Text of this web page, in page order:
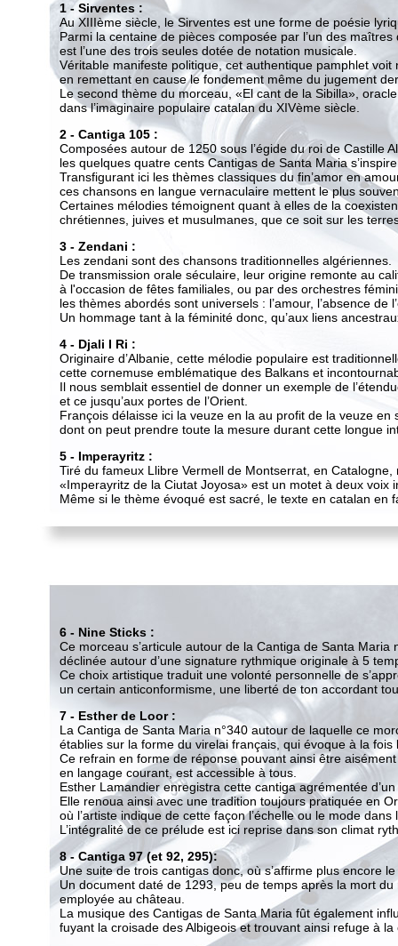
1 - Sirventes :
Au XIIIème siècle, le Sirventes est une forme de poésie
Parmi la centaine de pièces composée par l’un des maîtres
est l’une des trois seules dotée de notation musicale.
Véritable manifeste politique, cet authentique pamphlet voit
en remettant en cause le fondement même du jugement
Le second thème du morceau, «El cant de la Sibilla», oracle
dans l’imaginaire populaire catalan du XIVème siècle.
2 - Cantiga 105 :
Composées autour de 1250 sous l’égide du roi de Castille
les quelques quatre cents Cantigas de Santa Maria
Transfigurant ici les thèmes classiques du fin’amor en
ces chansons en langue vernaculaire mettent le plus souvent
Certaines mélodies témoignent quant à elles de la
chrétiennes, juives et musulmanes, que ce soit sur les terres
3 - Zendani :
Les zendani sont des chansons traditionnelles algériennes.
De transmission orale séculaire, leur origine remonte au califat
à l'occasion de fêtes familiales, ou par des orchestres
les thèmes abordés sont universels : l’amour, l’absence de
Un hommage tant à la féminité donc, qu’aux liens ancestraux
4 - Djali I Ri :
Originaire d’Albanie, cette mélodie populaire est
cette cornemuse emblématique des Balkans et
Il nous semblait essentiel de donner un exemple de l’étendue
et ce jusqu’aux portes de l’Orient.
François délaisse ici la veuze en la au profit de la veuze en
dont on peut prendre toute la mesure durant cette longue
5 - Imperayritz :
Tiré du fameux Llibre Vermell de Montserrat, en Catalogne,
«Imperayritz de la Ciutat Joyosa» est un motet à deux voix
Même si le thème évoqué est sacré, le texte en catalan en fait
6 - Nine Sticks :
Ce morceau s’articule autour de la Cantiga de Santa Maria
déclinée autour d’une signature rythmique originale à 5
Ce choix artistique traduit une volonté personnelle de
un certain anticonformisme, une liberté de ton accordant toute
7 - Esther de Loor :
La Cantiga de Santa Maria n°340 autour de laquelle ce
établies sur la forme du virelai français, qui évoque à la fois
Ce refrain en forme de réponse pouvant ainsi être aisément
en langage courant, est accessible à tous.
Esther Lamandier enregistra cette cantiga agrémentée d’un
Elle renoua ainsi avec une tradition toujours pratiquée en
où l’artiste indique de cette façon l’échelle ou le mode dans
L’intégralité de ce prélude est ici reprise dans son climat
8 - Cantiga 97 (et 92, 295):
Une suite de trois cantigas donc, où s’affirme plus encore le
Un document daté de 1293, peu de temps après la mort du
employée au château.
La musique des Cantigas de Santa Maria fût également
fuyant la croisade des Albigeois et trouvant ainsi refuge à la